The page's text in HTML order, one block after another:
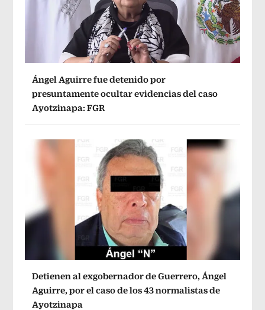
Ángel Aguirre fue detenido por
presuntamente ocultar evidencias del caso
Ayotzinapa: FGR
Detienen al exgobernador de Guerrero, Ángel
Aguirre, por el caso de los 43 normalistas de
Ayotzinapa